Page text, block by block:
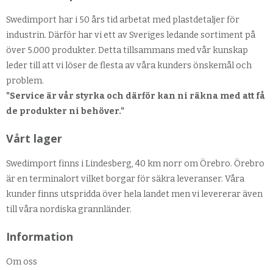
Swedimport har i 50 års tid arbetat med plastdetaljer för
industrin. Därför har vi ett av Sveriges ledande sortiment på
över 5.000 produkter. Detta tillsammans med vår kunskap
leder till att vi löser de flesta av våra kunders önskemål och
problem.
"Service är vår styrka och därför kan ni räkna med att få
de produkter ni behöver."
Vårt lager
Swedimport finns i Lindesberg, 40 km norr om Örebro. Örebro
är en terminalort vilket borgar för säkra leveranser. Våra
kunder finns utspridda över hela landet men vi levererar även
till våra nordiska grannländer.
Information
Om oss